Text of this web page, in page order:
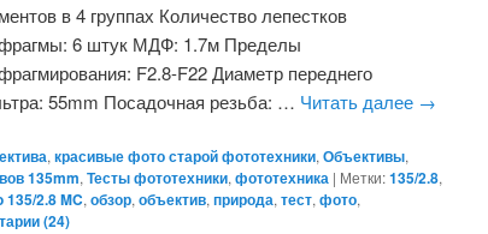
в 4 группах Количество лепестков
6 штук МДФ: 1.7м Пределы
F2.8-F22 Диаметр переднего
55mm Посадочная резьба: … Читать далее →
, красивые фото старой фототехники, Объективы,
135mm, Тесты фототехники, фототехника | Метки:135/2.8,
135/2.8 MC, обзор, объектив, природа, тест, фото,
(24)